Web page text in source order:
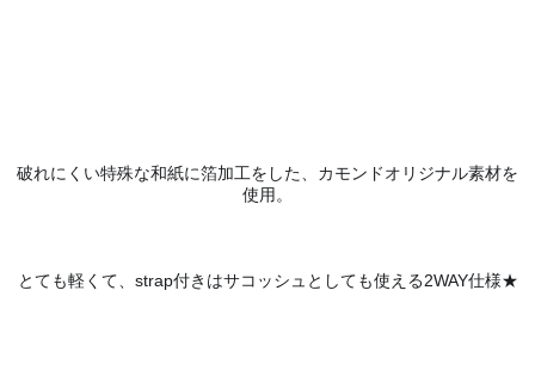
破れにくい特殊な和紙に箔加工をした、カモンドオリジナル素材を
使用。
とても軽くて、strap付きはサコッシュとしても使える2WAY仕様★